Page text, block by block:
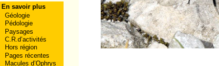
En savoir plus
Géologie
Pédologie
Paysages
C.R.d’activités
Hors région
Pages récentes
Macules d’Ophrys